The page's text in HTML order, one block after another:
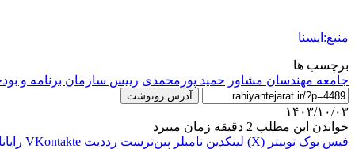
منبع:ایسنا
برچسب ها
جامعه مهندسان مشاور حمید پورمحمدی رییس سازمان برنامه و
آدرس رونوشت
۱۴۰۳/۱۰/۰۳
خواندن این مطلب 2 دقیقه زمان میبرد
فیس بوک توییتر (X) لینکدین ‫تامبلر ‫پین‌ترست ‫رددیت ‫VKontakte